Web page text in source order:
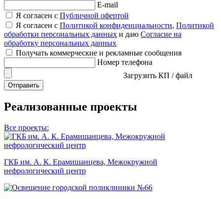
E-mail
Я согласен с Публичной офертой
Я согласен с Политикой конфиденциальности, Политикой
обработки персональных данных и даю Согласие на
обработку персональных данных
Получать коммерческие и рекламные сообщения
Номер телефона
Загрузить КП / файл
Отправить
Реализованные проекты
Все проекты:
ГКБ им. А. К. Ерамишанцева, Межокружной
нефрологический центр